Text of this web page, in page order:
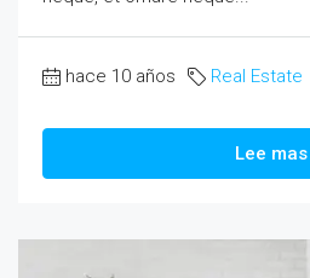
hace 10 años Real Estate
Lee mas